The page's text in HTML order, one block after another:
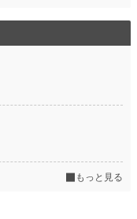
もっと見る